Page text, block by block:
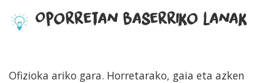
Oporretan baserriko lanak
Ofizioka ariko gara. Horretarako, gaia eta azken